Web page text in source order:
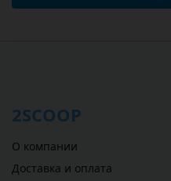
2SCOOP
О компании
Доставка и оплата